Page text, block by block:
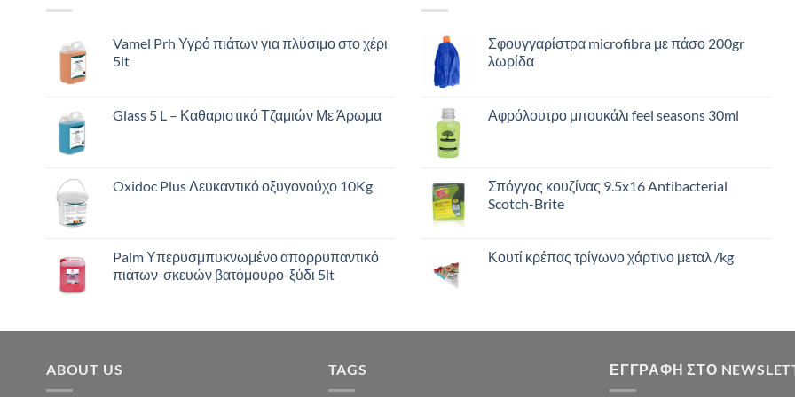
Vamel Prh Υγρό πιάτων για πλύσιμο στο χέρι
5lt
Glass 5 L – Καθαριστικό Τζαμιών Με Άρωμα
Oxidoc Plus Λευκαντικό οξυγονούχο 10Kg
Palm Υπερυσμπυκνωμένο απορρυπαντικό
πιάτων-σκευών βατόμουρο-ξύδι 5lt
Σφουγγαρίστρα microfibra με πάσο 200gr
λωρίδα
Αφρόλουτρο μπουκάλι feel seasons 30ml
Σπόγγος κουζίνας 9.5x16 Antibacterial
Scotch-Brite
Κουτί κρέπας τρίγωνο χάρτινο μεταλ /kg
ABOUT US TAGS ΕΓΓΡΑΦΉ ΣΤΟ